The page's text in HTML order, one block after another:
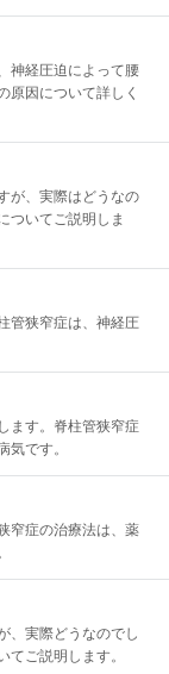
神経圧迫によって腰
原因について詳しく
が、実際はどうなの
ついてご説明しま
管狭窄症は、神経圧
ます。脊柱管狭窄症
です。
窄症の治療法は、薬
、実際どうなのでし
てご説明します。